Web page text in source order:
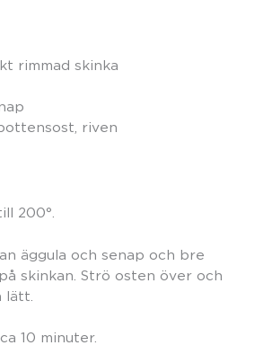
rimmad skinka
riven
200°.
äggula och senap och bre
skinkan. Strö osten över och
lätt.
10 minuter.